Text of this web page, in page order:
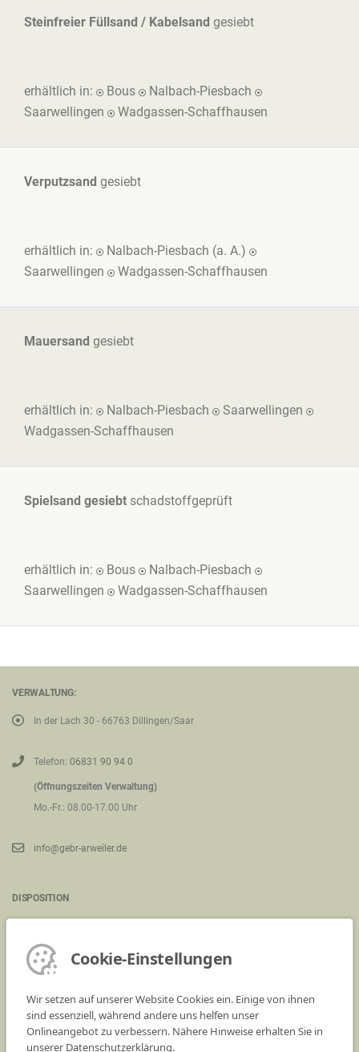
Steinfreier Füllsand / Kabelsand gesiebt
erhältlich in: Bous
Nalbach-Piesbach
Saarwellingen
Wadgassen-Schaffhausen
Verputzsand gesiebt
erhältlich in:
Nalbach-Piesbach (a. A.)
Saarwellingen
Wadgassen-Schaffhausen
Mauersand gesiebt
erhältlich in: Nalbach-Piesbach
Saarwellingen
Wadgassen-Schaffhausen
Spielsand gesiebt schadstoffgeprüft
erhältlich in: Bous
Nalbach-Piesbach
Saarwellingen
Wadgassen-Schaffhausen
VERWALTUNG:
In der Lach 30 - 66763 Dillingen/Saar
Telefon: 06831 90 94 0
(Öffnungszeiten Verwaltung)
Mo.-Fr.: 08.00-17.00 Uhr
info@gebr-arweiler.de
DISPOSITION
66793 Saarwellingen
(Öffnungszeiten Disposition)
Mo.-Fr.: 07.00-17.00 Uhr
Cookie-Einstellungen
Wir setzen auf unserer Website Cookies ein. Einige von ihnen
sind essenziell, während andere uns helfen unser
Onlineangebot zu verbessern. Nähere Hinweise erhalten Sie in
unserer Datenschutzerklärung.